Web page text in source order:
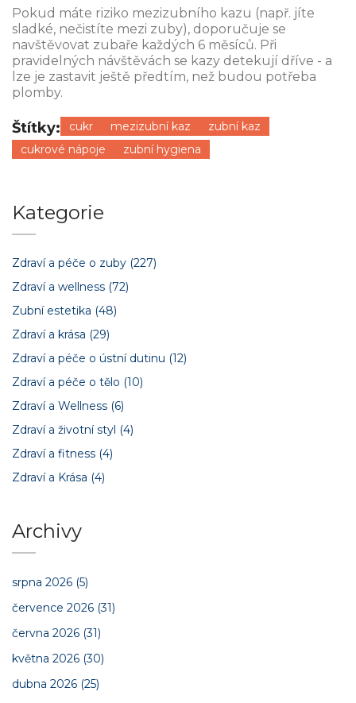
Pokud máte riziko mezizubního kazu (např. jíte
sladké, nečistíte mezi zuby), doporučuje se
navštěvovat zubaře každých 6 měsíců. Při
pravidelných návštěvách se kazy detekují dříve - a
lze je zastavit ještě předtím, než budou potřeba
plomby.
Štítky: cukr mezizubní kaz
zubní kaz
cukrové nápoje
zubní hygiena
Kategorie
Zdraví a péče o zuby (227)
Zdraví a wellness (72)
Zubní estetika (48)
Zdraví a krása (29)
Zdraví a péče o ústní dutinu (12)
Zdraví a péče o tělo (10)
Zdraví a Wellness (6)
Zdraví a životní styl (4)
Zdraví a fitness (4)
Zdraví a Krása (4)
Archivy
srpna 2026 (5)
července 2026 (31)
června 2026 (31)
května 2026 (30)
dubna 2026 (25)